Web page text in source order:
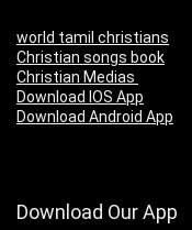
world tamil christians
Christian songs book
Christian Medias
Download IOS App
Download Android App
Download Our App